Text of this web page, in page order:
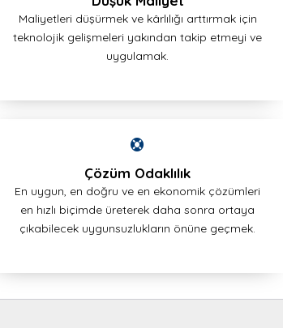
Maliyetleri düşürmek ve kârlılığı arttırmak için
teknolojik gelişmeleri yakından takip etmeyi ve
uygulamak.
Çözüm Odaklılık
En uygun, en doğru ve en ekonomik çözümleri
en hızlı biçimde üreterek daha sonra ortaya
çıkabilecek uygunsuzlukların önüne geçmek.